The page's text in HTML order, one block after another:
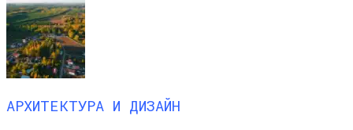
АРХИТЕКТУРА И ДИЗАЙН